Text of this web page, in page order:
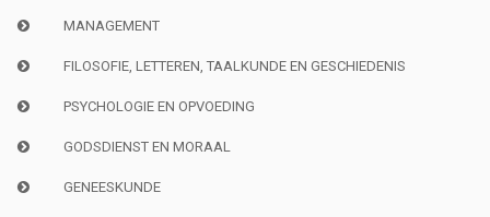
MANAGEMENT
FILOSOFIE, LETTEREN, TAALKUNDE EN GESCHIEDENIS
PSYCHOLOGIE EN OPVOEDING
GODSDIENST EN MORAAL
GENEESKUNDE